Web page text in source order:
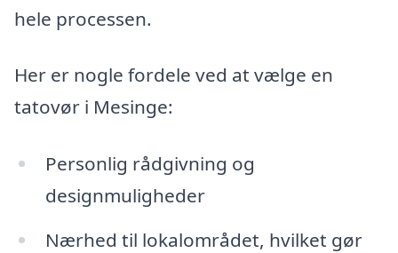
hele processen.
Her er nogle fordele ved at vælge en
tatovør i Mesinge:
Personlig rådgivning og
designmuligheder
Nærhed til lokalområdet, hvilket gør